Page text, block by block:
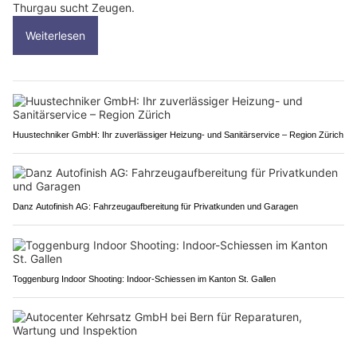
Thurgau sucht Zeugen.
Weiterlesen
Huustechniker GmbH: Ihr zuverlässiger Heizung- und Sanitärservice – Region Zürich
Danz Autofinish AG: Fahrzeugaufbereitung für Privatkunden und Garagen
Toggenburg Indoor Shooting: Indoor-Schiessen im Kanton St. Gallen